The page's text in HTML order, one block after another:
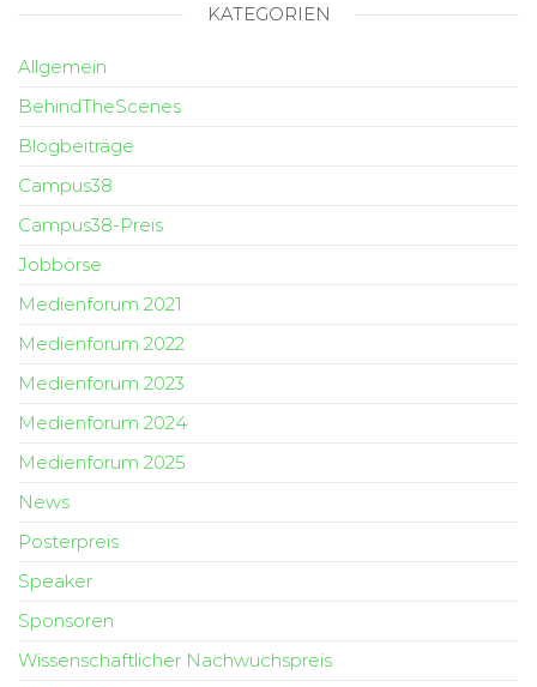
KATEGORIEN
Allgemein
BehindTheScenes
Blogbeiträge
Campus38
Campus38-Preis
Jobbörse
Medienforum 2021
Medienforum 2022
Medienforum 2023
Medienforum 2024
Medienforum 2025
News
Posterpreis
Speaker
Sponsoren
Wissenschaftlicher Nachwuchspreis